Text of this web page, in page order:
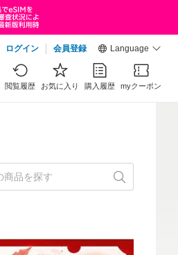
ログイン 会員登録 Language
閲覧履歴 お気に入り 購入履歴 myクーポン